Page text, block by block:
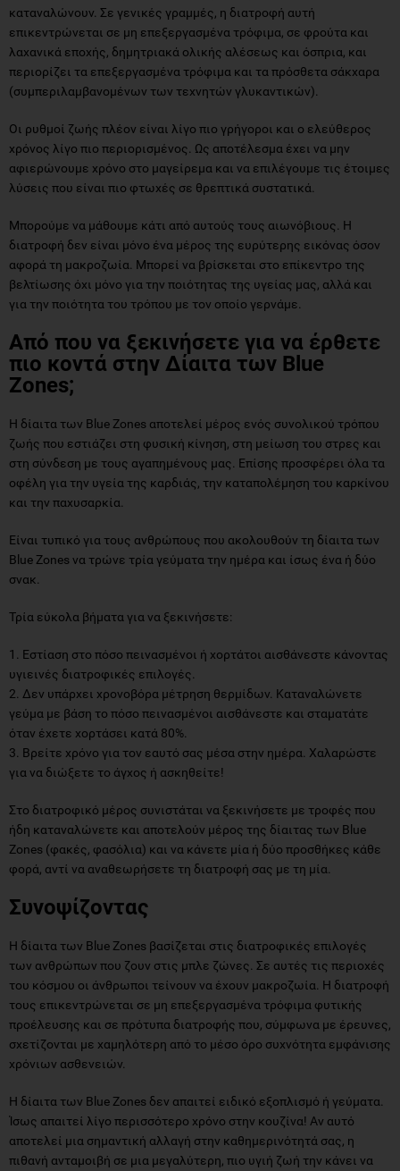
καταναλώνουν. Σε γενικές γραμμές, η διατροφή αυτή
επικεντρώνεται σε μη επεξεργασμένα τρόφιμα, σε φρούτα και
λαχανικά εποχής, δημητριακά ολικής αλέσεως και όσπρια, και
περιορίζει τα επεξεργασμένα τρόφιμα και τα πρόσθετα σάκχαρα
(συμπεριλαμβανομένων των τεχνητών γλυκαντικών).
Οι ρυθμοί ζωής πλέον είναι λίγο πιο γρήγοροι και ο ελεύθερος
χρόνος λίγο πιο περιορισμένος. Ως αποτέλεσμα έχει να μην
αφιερώνουμε χρόνο στο μαγείρεμα και να επιλέγουμε τις έτοιμες
λύσεις που είναι πιο φτωχές σε θρεπτικά συστατικά.
Μπορούμε να μάθουμε κάτι από αυτούς τους αιωνόβιους. Η
διατροφή δεν είναι μόνο ένα μέρος της ευρύτερης εικόνας όσον
αφορά τη μακροζωία. Μπορεί να βρίσκεται στο επίκεντρο της
βελτίωσης όχι μόνο για την ποιότητας της υγείας μας, αλλά και
για την ποιότητα του τρόπου με τον οποίο γερνάμε.
Από που να ξεκινήσετε για να έρθετε
πιο κοντά στην Δίαιτα των Blue
Zones;
Η δίαιτα των Blue Zones αποτελεί μέρος ενός συνολικού τρόπου
ζωής που εστιάζει στη φυσική κίνηση, στη μείωση του στρες και
στη σύνδεση με τους αγαπημένους μας. Επίσης προσφέρει όλα τα
οφέλη για την υγεία της καρδιάς, την καταπολέμηση του καρκίνου
και την παχυσαρκία.
Είναι τυπικό για τους ανθρώπους που ακολουθούν τη δίαιτα των
Blue Zones να τρώνε τρία γεύματα την ημέρα και ίσως ένα ή δύο
σνακ.
Τρία εύκολα βήματα για να ξεκινήσετε:
1. Εστίαση στο πόσο πεινασμένοι ή χορτάτοι αισθάνεστε κάνοντας
υγιεινές διατροφικές επιλογές.
2. Δεν υπάρχει χρονοβόρα μέτρηση θερμίδων. Καταναλώνετε
γεύμα με βάση το πόσο πεινασμένοι αισθάνεστε και σταματάτε
όταν έχετε χορτάσει κατά 80%.
3. Βρείτε χρόνο για τον εαυτό σας μέσα στην ημέρα. Χαλαρώστε
για να διώξετε το άγχος ή ασκηθείτε!
Στο διατροφικό μέρος συνιστάται να ξεκινήσετε με τροφές που
ήδη καταναλώνετε και αποτελούν μέρος της δίαιτας των Blue
Zones (φακές, φασόλια) και να κάνετε μία ή δύο προσθήκες κάθε
φορά, αντί να αναθεωρήσετε τη διατροφή σας με τη μία.
Συνοψίζοντας
Η δίαιτα των Blue Zones βασίζεται στις διατροφικές επιλογές
των ανθρώπων που ζουν στις μπλε ζώνες. Σε αυτές τις περιοχές
του κόσμου οι άνθρωποι τείνουν να έχουν μακροζωία. Η διατροφή
τους επικεντρώνεται σε μη επεξεργασμένα τρόφιμα φυτικής
προέλευσης και σε πρότυπα διατροφής που, σύμφωνα με έρευνες,
σχετίζονται με χαμηλότερη από το μέσο όρο συχνότητα εμφάνισης
χρόνιων ασθενειών.
Η δίαιτα των Blue Zones δεν απαιτεί ειδικό εξοπλισμό ή γεύματα.
Ίσως απαιτεί λίγο περισσότερο χρόνο στην κουζίνα! Αν αυτό
αποτελεί μια σημαντική αλλαγή στην καθημερινότητά σας, η
πιθανή ανταμοιβή σε μια μεγαλύτερη, πιο υγιή ζωή την κάνει να